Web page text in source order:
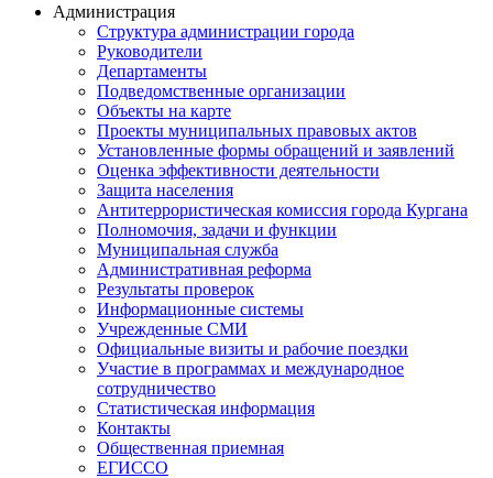
Администрация
Структура администрации города
Руководители
Департаменты
Подведомственные организации
Объекты на карте
Проекты муниципальных правовых актов
Установленные формы обращений и заявлений
Оценка эффективности деятельности
Защита населения
Антитеррористическая комиссия города Кургана
Полномочия, задачи и функции
Муниципальная служба
Административная реформа
Результаты проверок
Информационные системы
Учрежденные СМИ
Официальные визиты и рабочие поездки
Участие в программах и международное
сотрудничество
Статистическая информация
Контакты
Общественная приемная
ЕГИССО